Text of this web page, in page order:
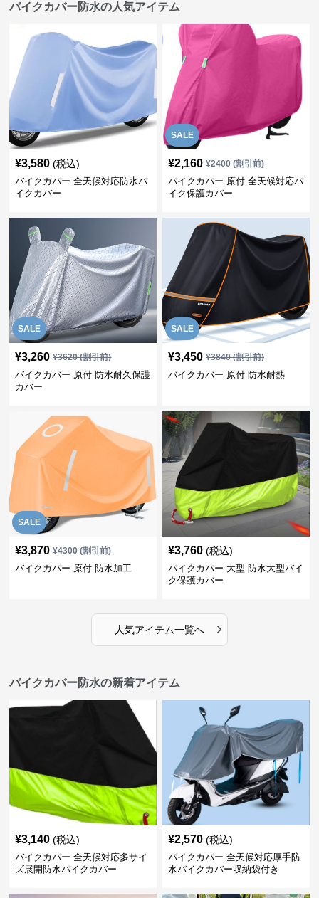
バイクカバー防水の人気アイテム
¥3,580 (税込)
バイクカバー 全天候対応防水バ
イクカバー
SALE
¥2,160 ¥2400(割引前)
バイクカバー 原付 全天候対応バ
イク保護カバー
SALE
¥3,260 ¥3620(割引前)
バイクカバー 原付 防水耐久保護
カバー
SALE
¥3,450 ¥3840(割引前)
バイクカバー 原付 防水耐熱
SALE
¥3,870 ¥4300(割引前)
バイクカバー 原付 防水加工
¥3,760 (税込)
バイクカバー 大型 防水大型バイ
ク保護カバー
人気アイテム一覧へ ›
バイクカバー防水の新着アイテム
¥3,140 (税込)
バイクカバー 全天候対応多サイ
ズ展開防水バイクカバー
¥2,570 (税込)
バイクカバー 全天候対応厚手防
水バイクカバー収納袋付き